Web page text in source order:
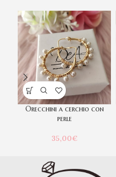
Orecchini a cerchio con
perle
35,00€